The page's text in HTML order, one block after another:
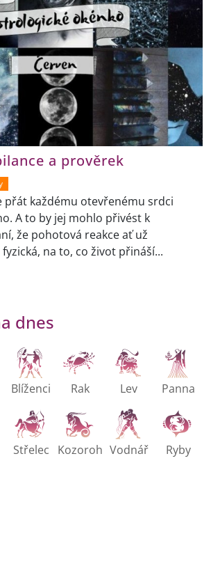
a prověrek
přát každému otevřenému srdci
A to by jej mohlo přivést k
že pohotová reakce ať už
na to, co život přináší...
dnes
Blíženci Rak Lev Panna
Střelec Kozoroh Vodnář Ryby